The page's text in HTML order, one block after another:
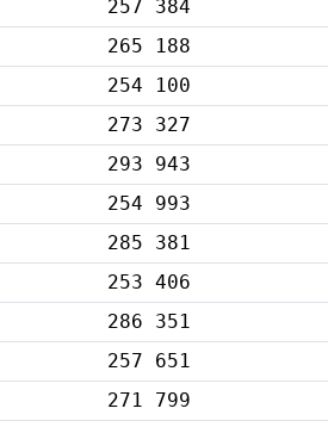
257 384
265 188
254 100
273 327
293 943
254 993
285 381
253 406
286 351
257 651
271 799